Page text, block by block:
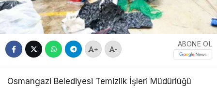
+ -
ABONE OL
Osmangazi Belediyesi Temizlik İşleri Müdürlüğü